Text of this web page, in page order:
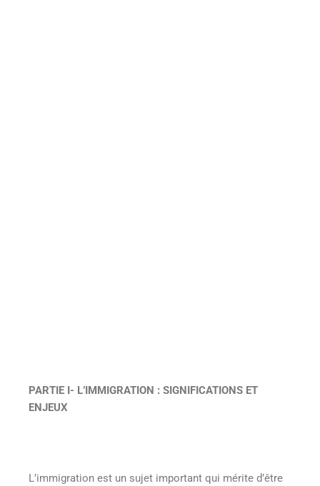
PARTIE I- L’IMMIGRATION : SIGNIFICATIONS ET
ENJEUX
L’immigration est un sujet important qui mérite d’être